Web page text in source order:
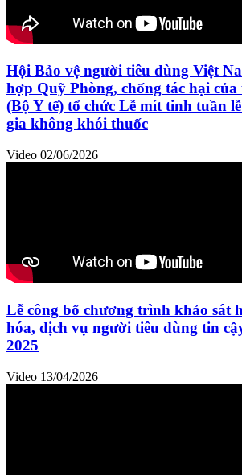
Hội Bảo vệ người tiêu dùng Việt
hợp Quỹ Phòng, chống tác hại của
(Bộ Y tế) tổ chức Lễ mít tinh tuần
gia không khói thuốc
Video 02/06/2026
Lễ công bố chương trình khảo sát
hóa, dịch vụ người tiêu dùng tin
2025
Video 13/04/2026